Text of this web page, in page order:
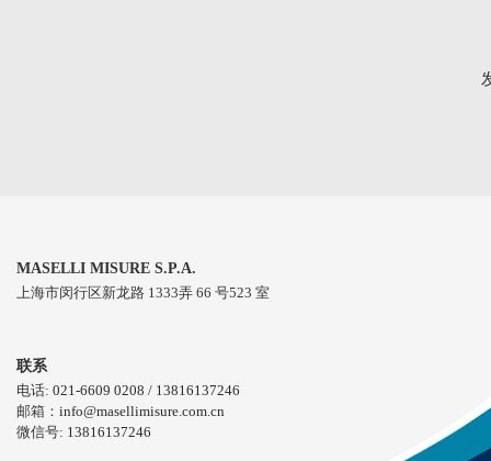
MASELLI MISURE S.P.A.
上海市闵行区新⻰路 1333弄 66 号523 室
联系
电话: 021-6609 0208 / 13816137246
邮箱： info@masellimisure.com.cn
微信号: 13816137246